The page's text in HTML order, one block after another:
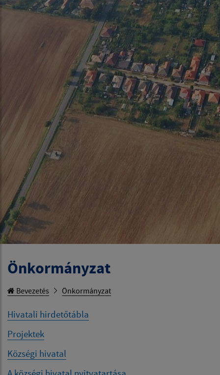
Önkormányzat
Bevezetés Önkormányzat
Hivatali hirdetőtábla
Projektek
Községi hivatal